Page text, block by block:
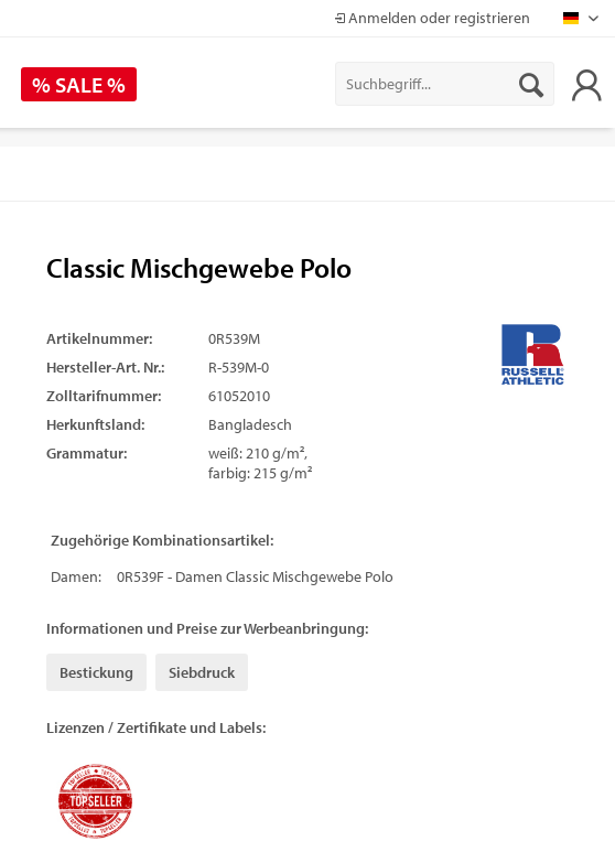
Anmelden oder registrieren
% SALE %
Classic Mischgewebe Polo
Artikelnummer:
0R539M
Hersteller-Art. Nr.:
R-539M-0
Zolltarifnummer:
61052010
Herkunftsland:
Bangladesch
Grammatur:
weiß: 210 g/m²,
farbig: 215 g/m²
Zugehörige Kombinationsartikel:
Damen:
0R539F - Damen Classic Mischgewebe Polo
Informationen und Preise zur Werbeanbringung:
Bestickung Siebdruck
Lizenzen / Zertifikate und Labels: